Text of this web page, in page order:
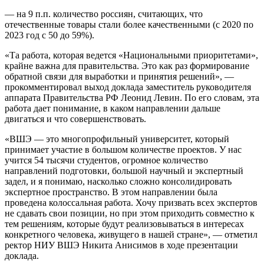
— на 9 п.п. количество россиян, считающих, что
отечественные товары стали более качественными (с 2020 по
2023 год с 50 до 59%).
«Та работа, которая ведется «Национальными приоритетами»,
крайне важна для правительства. Это как раз формирование
обратной связи для выработки и принятия решений», —
прокомментировал выход доклада заместитель руководителя
аппарата Правительства РФ Леонид Левин. По его словам, эта
работа дает понимание, в каком направлении дальше
двигаться и что совершенствовать.
«ВШЭ — это многопрофильный университет, который
принимает участие в большом количестве проектов. У нас
учится 54 тысячи студентов, огромное количество
направлений подготовки, большой научный и экспертный
задел, и я понимаю, насколько сложно консолидировать
экспертное пространство. В этом направлении была
проведена колоссальная работа. Хочу призвать всех экспертов
не сдавать свои позиции, но при этом приходить совместно к
тем решениям, которые будут реализовываться в интересах
конкретного человека, живущего в нашей стране», — отметил
ректор НИУ ВШЭ Никита Анисимов в ходе презентации
доклада.